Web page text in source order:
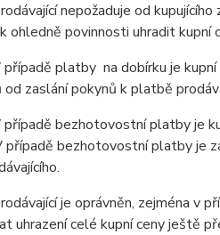
nepožaduje od kupujícího
ohledně povinnosti uhradit kupní
platby na dobírku je kupní
od zaslání pokynů k platbě
bezhotovostní platby je
případě bezhotovostní platby je
je oprávněn, zejména v
uhrazení celé kupní ceny ještě